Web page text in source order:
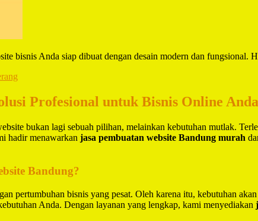
bisnis Anda siap dibuat dengan desain modern dan fungsional.
Profesional untuk Bisnis Online Anda
bukan lagi sebuah pilihan, melainkan kebutuhan mutlak.
hadir menawarkan jasa pembuatan website Bandung murah
Bandung?
pertumbuhan bisnis yang pesat. Oleh karena itu, kebutuhan akan
Anda. Dengan layanan yang lengkap, kami menyediakan